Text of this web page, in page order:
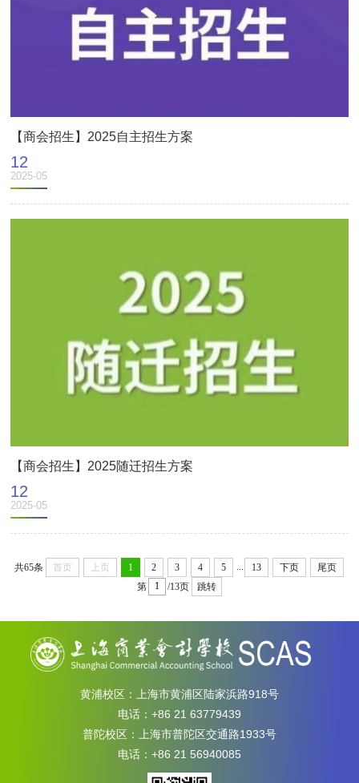
【商会招生】2025自主招生方案
12
2025-05
【商会招生】2025随迁招生方案
12
2025-05
共65条 首页 上页 1 2 3 4 5 13 下页
尾页
第
/13页 跳转
黄浦校区：上海市黄浦区陆家浜路918号
电话：+86 21 63779439
普陀校区：上海市普陀区交通路1933号
电话：+86 21 56940085